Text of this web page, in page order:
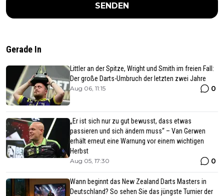
SENDEN
Gerade In
Littler an der Spitze, Wright und Smith im freien Fall:
Der große Darts-Umbruch der letzten zwei Jahre
Aug 06, 11:15 0
„Er ist sich nur zu gut bewusst, dass etwas
passieren und sich ändern muss“ – Van Gerwen
erhält erneut eine Warnung vor einem wichtigen
Herbst
Aug 05, 17:30 0
Wann beginnt das New Zealand Darts Masters in
Deutschland? So sehen Sie das jüngste Turnier der